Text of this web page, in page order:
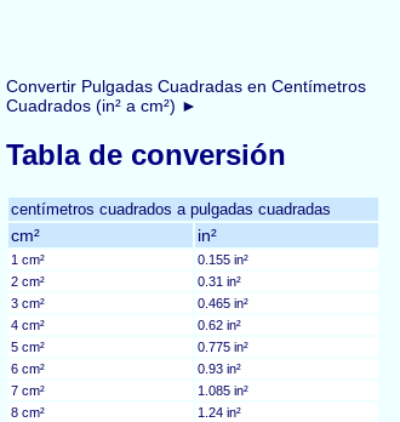
Convertir Pulgadas Cuadradas en Centímetros
Cuadrados (in² a cm²) ►
Tabla de conversión
centímetros cuadrados a pulgadas cuadradas
cm² in²
1 cm²
0.155 in²
2 cm²
0.31 in²
3 cm²
0.465 in²
4 cm²
0.62 in²
5 cm²
0.775 in²
6 cm²
0.93 in²
7 cm²
1.085 in²
8 cm²
1.24 in²